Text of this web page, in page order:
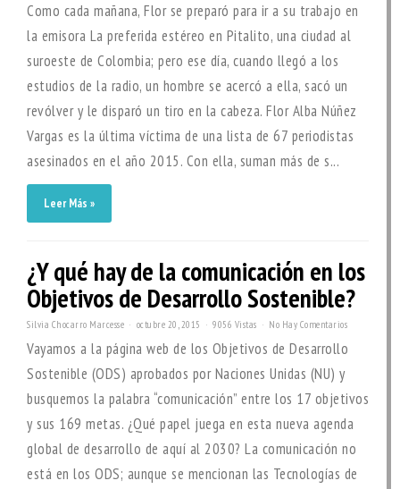
Como cada mañana, Flor se preparó para ir a su trabajo en
la emisora La preferida estéreo en Pitalito, una ciudad al
suroeste de Colombia; pero ese día, cuando llegó a los
estudios de la radio, un hombre se acercó a ella, sacó un
revólver y le disparó un tiro en la cabeza. Flor Alba Núñez
Vargas es la última víctima de una lista de 67 periodistas
asesinados en el año 2015. Con ella, suman más de s...
Leer Más »
¿Y qué hay de la comunicación en los
Objetivos de Desarrollo Sostenible?
Silvia Chocarro Marcesse octubre 20, 2015 9056 Vistas No Hay Comentarios
Vayamos a la página web de los Objetivos de Desarrollo
Sostenible (ODS) aprobados por Naciones Unidas (NU) y
busquemos la palabra “comunicación” entre los 17 objetivos
y sus 169 metas. ¿Qué papel juega en esta nueva agenda
global de desarrollo de aquí al 2030? La comunicación no
está en los ODS; aunque se mencionan las Tecnologías de